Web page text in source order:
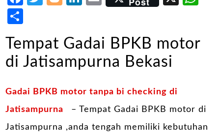
Tempat Gadai BPKB motor
di Jatisampurna Bekasi
Gadai BPKB motor tanpa bi checking di
Jatisampurna
– Tempat Gadai BPKB motor di
Jatisampurna ,anda tengah memiliki kebutuhan